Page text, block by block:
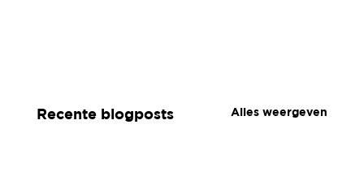
Recente blogposts Alles weergeven